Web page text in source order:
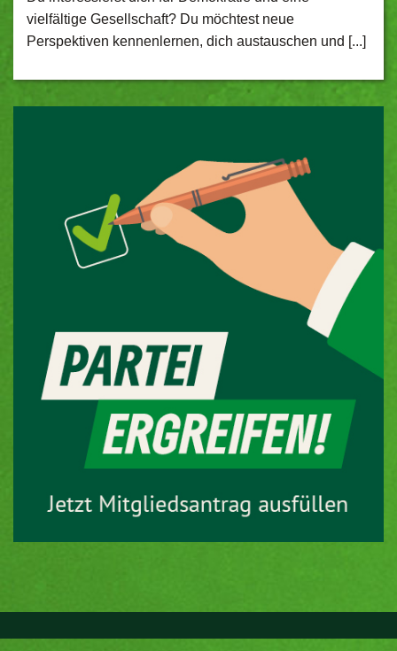
vielfältige Gesellschaft? Du möchtest neue
Perspektiven kennenlernen, dich austauschen und [...]